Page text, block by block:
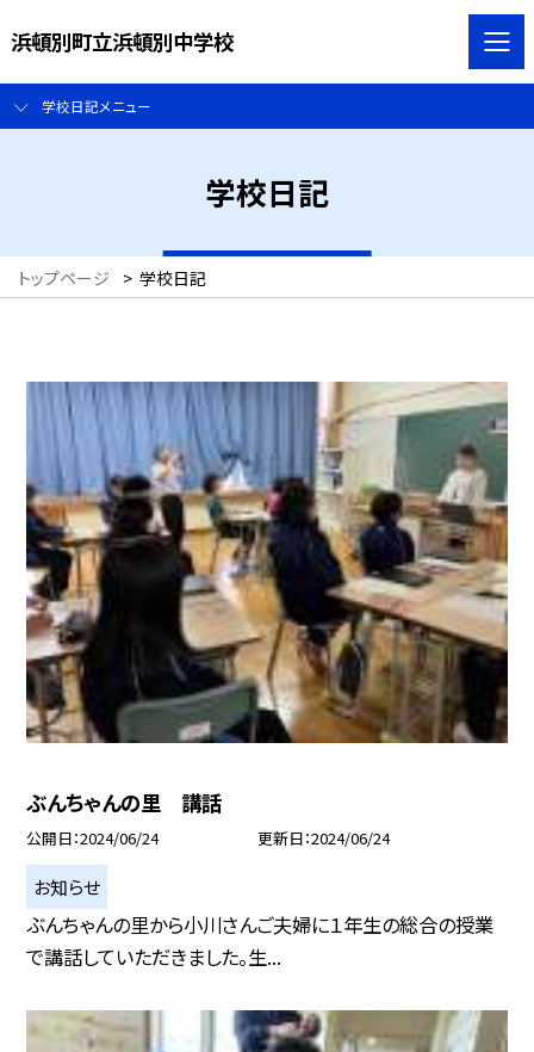
浜頓別町立浜頓別中学校
学校日記メニュー
学校日記
トップページ > 学校日記
ぶんちゃんの里 講話
公開日 2024/06/24 更新日 2024/06/24
お知らせ
ぶんちゃんの里から小川さんご夫婦に１年生の総合の授業
で講話していただきました。生...